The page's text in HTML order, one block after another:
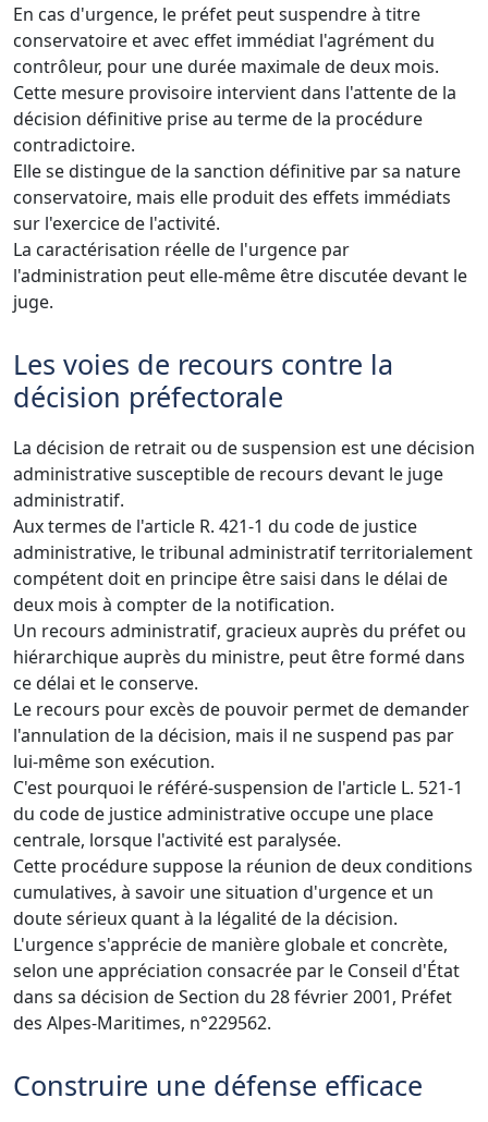
En cas d'urgence, le préfet peut suspendre à titre
conservatoire et avec effet immédiat l'agrément du
contrôleur, pour une durée maximale de deux mois.
Cette mesure provisoire intervient dans l'attente de la
décision définitive prise au terme de la procédure
contradictoire.
Elle se distingue de la sanction définitive par sa nature
conservatoire, mais elle produit des effets immédiats
sur l'exercice de l'activité.
La caractérisation réelle de l'urgence par
l'administration peut elle-même être discutée devant le
juge.
Les voies de recours contre la
décision préfectorale
La décision de retrait ou de suspension est une décision
administrative susceptible de recours devant le juge
administratif.
Aux termes de l'article R. 421-1 du code de justice
administrative, le tribunal administratif territorialement
compétent doit en principe être saisi dans le délai de
deux mois à compter de la notification.
Un recours administratif, gracieux auprès du préfet ou
hiérarchique auprès du ministre, peut être formé dans
ce délai et le conserve.
Le recours pour excès de pouvoir permet de demander
l'annulation de la décision, mais il ne suspend pas par
lui-même son exécution.
C'est pourquoi le référé-suspension de l'article L. 521-1
du code de justice administrative occupe une place
centrale, lorsque l'activité est paralysée.
Cette procédure suppose la réunion de deux conditions
cumulatives, à savoir une situation d'urgence et un
doute sérieux quant à la légalité de la décision.
L'urgence s'apprécie de manière globale et concrète,
selon une appréciation consacrée par le Conseil d'État
dans sa décision de Section du 28 février 2001, Préfet
des Alpes-Maritimes, n°229562.
Construire une défense efficace